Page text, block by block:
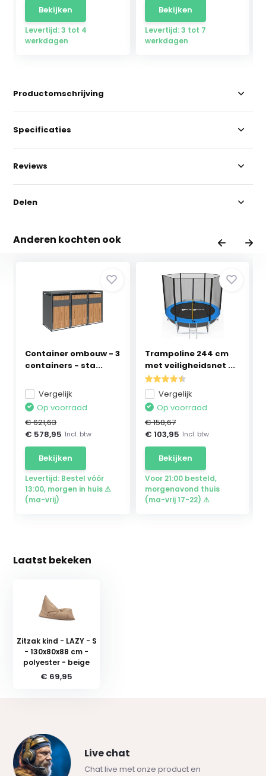
Bekijken
Levertijd: 3 tot 4
werkdagen
Bekijken
Levertijd: 3 tot 7
werkdagen
Productomschrijving
Specificaties
Reviews
Delen
Anderen kochten ook
Container ombouw - 3
containers - sta...
Vergelijk
Op voorraad
€ 621,63
€ 578,95 Incl. btw
Bekijken
Levertijd: Bestel vóór
13:00, morgen in huis ⚠
(ma-vrij)
Trampoline 244 cm
met veiligheidsnet ...
Vergelijk
Op voorraad
€ 158,67
€ 103,95 Incl. btw
Bekijken
Voor 21:00 besteld,
morgenavond thuis
(ma-vrij 17-22) ⚠
Laatst bekeken
Zitzak kind - LAZY - S
- 130x80x88 cm -
polyester - beige
€ 69,95
Live chat
Chat live met onze product en